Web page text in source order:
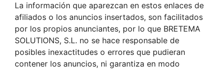
La información que aparezcan en estos enlaces de
afiliados o los anuncios insertados, son facilitados
por los propios anunciantes, por lo que BRETEMA
SOLUTIONS, S.L. no se hace responsable de
posibles inexactitudes o errores que pudieran
contener los anuncios, ni garantiza en modo